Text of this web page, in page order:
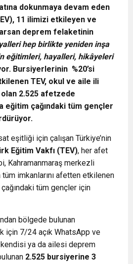
dokunmaya devam eden
11 ilimizi etkileyen ve
deprem felaketinin
hep birlikte yeniden inşa
eğitimleri, hayalleri, hikâyeleri
Bursiyerlerinin %20’si
TEV, okul ve aile ili
2.525 afetzede
eğitim çağındaki tüm gençler
eşitliği için çalışan Türkiye’nin
Eğitim Vakfı (TEV), her afet
Kahramanmaraş merkezli
imkanlarını afetten etkilenen
tüm gençler için
bölgede bulunan
için 7/24 açık WhatsApp ve
ya da ailesi deprem
2.525 bursiyerine 3